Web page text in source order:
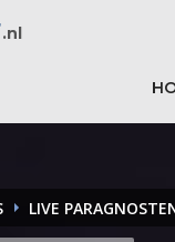
.nl
LIVE